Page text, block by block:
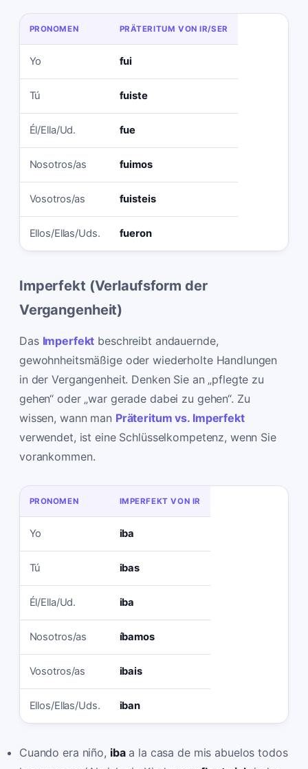
PRONOMEN PRÄTERITUM VON IR/SER
Yo fui
Tú fuiste
Él/Ella/Ud. fue
Nosotros/as fuimos
Vosotros/as fuisteis
Ellos/Ellas/Uds. fueron
Imperfekt (Verlaufsform der
Vergangenheit)
Das Imperfekt beschreibt andauernde,
gewohnheitsmäßige oder wiederholte Handlungen
in der Vergangenheit. Denken Sie an „pflegte zu
gehen“ oder „war gerade dabei zu gehen“. Zu
wissen, wann man Präteritum vs. Imperfekt
verwendet, ist eine Schlüsselkompetenz, wenn Sie
vorankommen.
PRONOMEN IMPERFEKT VON IR
Yo iba
Tú ibas
Él/Ella/Ud. iba
Nosotros/as íbamos
Vosotros/as ibais
Ellos/Ellas/Uds. iban
Cuando era niño, ibaa la casa de mis abuelos todos